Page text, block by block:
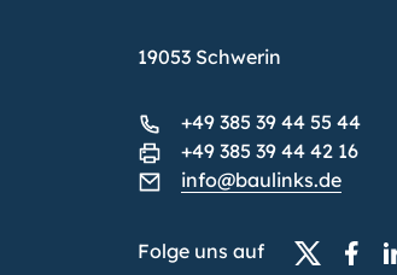
19053 Schwerin
+49 385 39 44 55 44
+49 385 39 44 42 16
info@baulinks.de
Folge uns auf